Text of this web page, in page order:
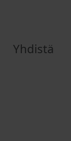
Yhdistä